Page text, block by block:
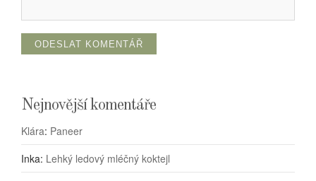
Nejnovější komentáře
Klára: Paneer
Inka: Lehký ledový mléčný koktejl